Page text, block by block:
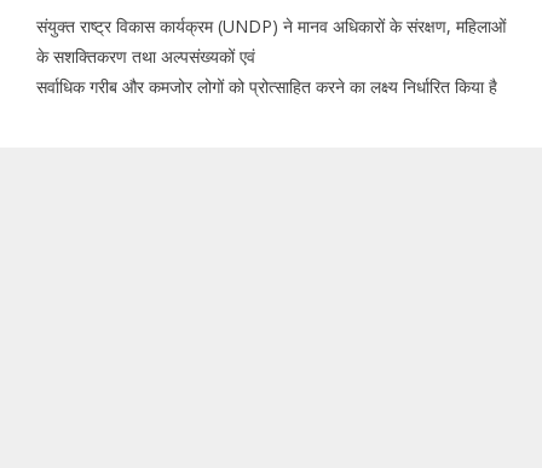
संयुक्त राष्ट्र विकास कार्यक्रम (UNDP) ने मानव अधिकारों के संरक्षण, महिलाओं
के सशक्तिकरण तथा अल्पसंख्यकों एवं
सर्वाधिक गरीब और कमजोर लोगों को प्रोत्साहित करने का लक्ष्य निर्धारित किया है